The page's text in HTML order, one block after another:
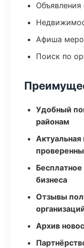
Афиша
Поиск по
Удобный
районам
бизнеса
Отзывы
Архив